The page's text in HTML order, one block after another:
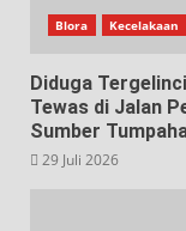
Blora Kecelakaan
Diduga
Tewas di Jalan
Sumber
29 Juli 2026